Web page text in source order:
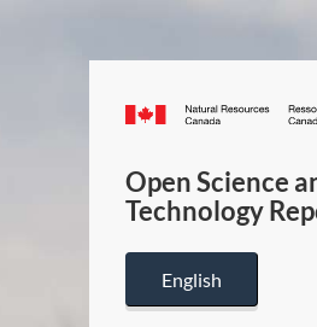
Canada.ca
Open Science
Technology
English